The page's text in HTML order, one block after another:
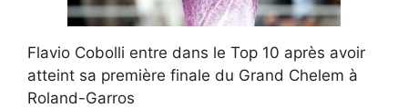
Flavio Cobolli entre dans le Top 10 après avoir
atteint sa première finale du Grand Chelem à
Roland-Garros